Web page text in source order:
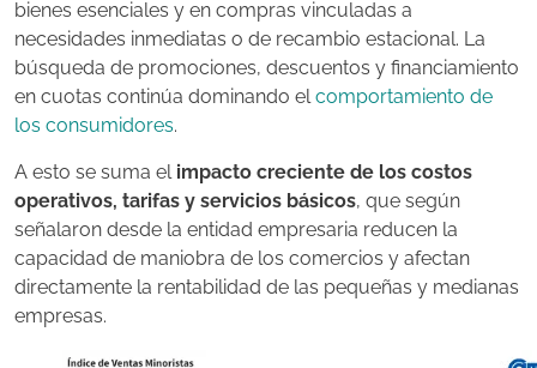
bienes esenciales y en compras vinculadas a
necesidades inmediatas o de recambio estacional. La
búsqueda de promociones, descuentos y financiamiento
en cuotas continúa dominando elcomportamiento de
los consumidores.
A esto se suma el impacto creciente de los costos
operativos, tarifas y servicios básicos, que según
señalaron desde la entidad empresaria reducen la
capacidad de maniobra de los comercios y afectan
directamente la rentabilidad de las pequeñas y medianas
empresas.